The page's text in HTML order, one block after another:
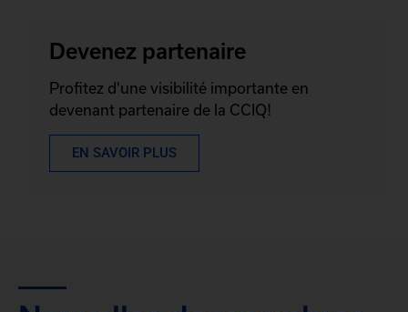
Devenez partenaire
Profitez d'une visibilité importante en
devenant partenaire de la CCIQ!
EN SAVOIR PLUS